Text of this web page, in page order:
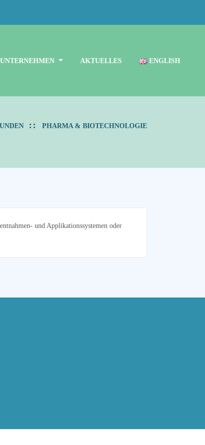
UNTERNEHMEN AKTUELLES ENGLISH
PHARMA & BIOTECHNOLOGIE
und Applikationssystemen oder